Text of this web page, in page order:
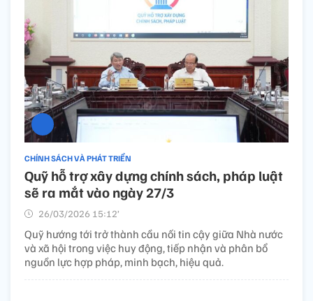
CHÍNH SÁCH VÀ PHÁT TRIỂN
Quỹ hỗ trợ xây dựng chính sách, pháp luật
sẽ ra mắt vào ngày 27/3
26/03/2026 15:12’
Quỹ hướng tới trở thành cầu nối tin cậy giữa Nhà nước
và xã hội trong việc huy động, tiếp nhận và phân bổ
nguồn lực hợp pháp, minh bạch, hiệu quả.